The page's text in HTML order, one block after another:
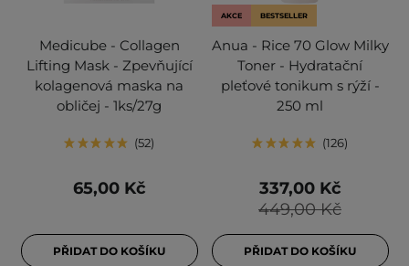
Medicube - Collagen
Lifting Mask - Zpevňující
kolagenová maska na
obličej - 1ks/27g
52
65,00 Kč
PŘIDAT DO KOŠÍKU
AKCE BESTSELLER
Anua - Rice 70 Glow Milky
Toner - Hydratační
pleťové tonikum s rýží -
250 ml
126
449,00 Kč
337,00 Kč
PŘIDAT DO KOŠÍKU